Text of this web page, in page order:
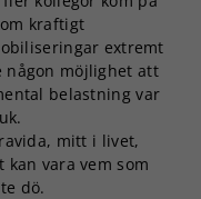
kraftigt
extremt
någon möjlighet att
belastning var
mitt i livet,
kan vara vem som
dö.